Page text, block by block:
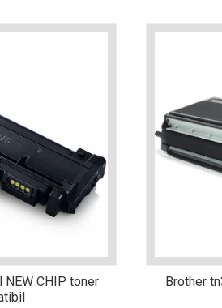
prinde
5
inkjet
a
ajuta
CHIP toner
Brother